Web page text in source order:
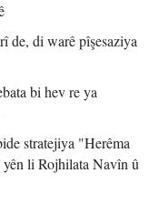
de, di warê pîşesaziya
bi hev re ya
stratejiya "Herêma
li Rojhilata Navîn û